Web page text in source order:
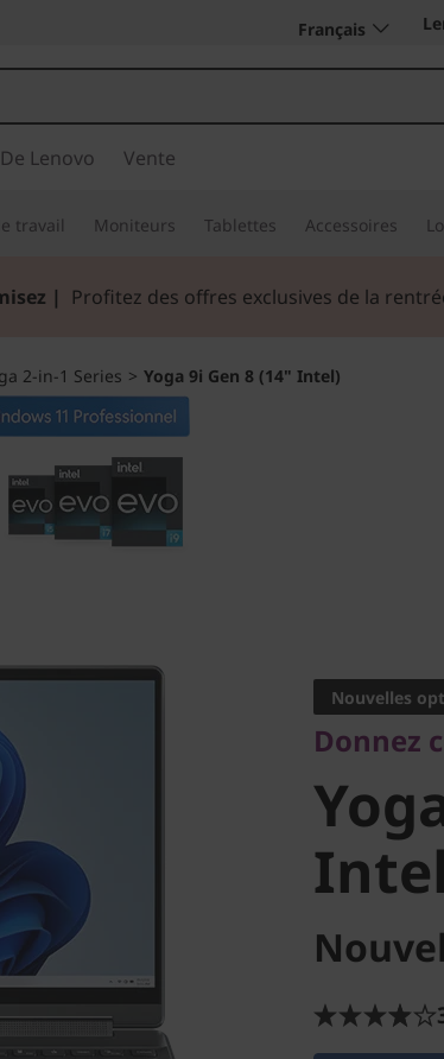
Français
Lenovo Vente
travail Moniteurs Tablettes Accessoires
| Profitez des offres exclusives de la
2-in-1 Series > Yoga 9i Gen 8 (14" Intel)
Intel)
Nouvelles
Donnez